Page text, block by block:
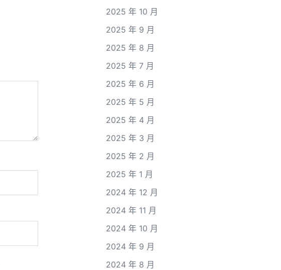
2025 年 10 月
2025 年 9 月
2025 年 8 月
2025 年 7 月
2025 年 6 月
2025 年 5 月
2025 年 4 月
2025 年 3 月
2025 年 2 月
2025 年 1 月
2024 年 12 月
2024 年 11 月
2024 年 10 月
2024 年 9 月
2024 年 8 月